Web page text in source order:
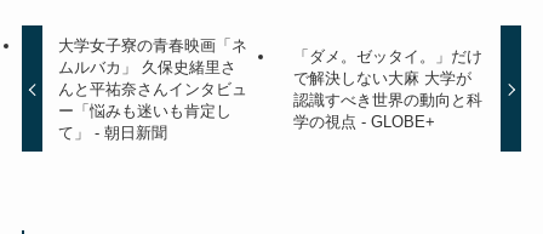
大学女子寮の青春映画「ネ
ムルバカ」 久保史緒里さ
んと平祐奈さんインタビュ
ー「悩みも迷いも肯定し
て」 - 朝日新聞
「ダメ。ゼッタイ。」だけ
で解決しない大麻 大学が
認識すべき世界の動向と科
学の視点 - GLOBE+